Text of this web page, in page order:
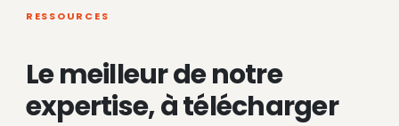
RESSOURCES
Le meilleur de notre
expertise, à télécharger